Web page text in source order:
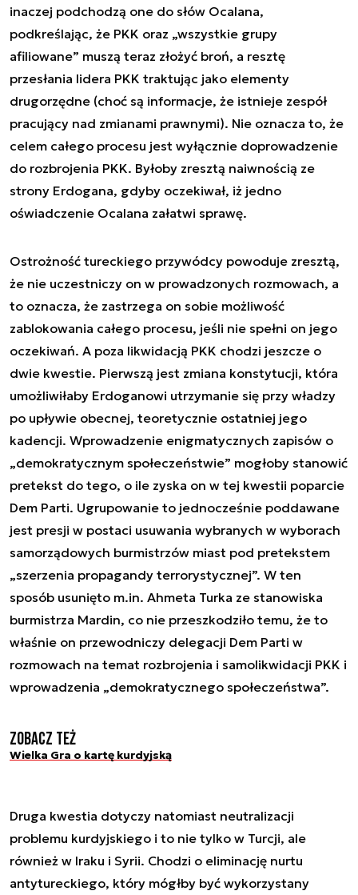
inaczej podchodzą one do słów Ocalana,
podkreślając, że PKK oraz „wszystkie grupy
afiliowane” muszą teraz złożyć broń, a resztę
przesłania lidera PKK traktując jako elementy
drugorzędne (choć są informacje, że istnieje zespół
pracujący nad zmianami prawnymi). Nie oznacza to, że
celem całego procesu jest wyłącznie doprowadzenie
do rozbrojenia PKK. Byłoby zresztą naiwnością ze
strony Erdogana, gdyby oczekiwał, iż jedno
oświadczenie Ocalana załatwi sprawę.
Ostrożność tureckiego przywódcy powoduje zresztą,
że nie uczestniczy on w prowadzonych rozmowach, a
to oznacza, że zastrzega on sobie możliwość
zablokowania całego procesu, jeśli nie spełni on jego
oczekiwań. A poza likwidacją PKK chodzi jeszcze o
dwie kwestie. Pierwszą jest zmiana konstytucji, która
umożliwiłaby Erdoganowi utrzymanie się przy władzy
po upływie obecnej, teoretycznie ostatniej jego
kadencji. Wprowadzenie enigmatycznych zapisów o
„demokratycznym społeczeństwie” mogłoby stanowić
pretekst do tego, o ile zyska on w tej kwestii poparcie
Dem Parti. Ugrupowanie to jednocześnie poddawane
jest presji w postaci usuwania wybranych w wyborach
samorządowych burmistrzów miast pod pretekstem
„szerzenia propagandy terrorystycznej”. W ten
sposób usunięto m.in. Ahmeta Turka ze stanowiska
burmistrza Mardin, co nie przeszkodziło temu, że to
właśnie on przewodniczy delegacji Dem Parti w
rozmowach na temat rozbrojenia i samolikwidacji PKK i
wprowadzenia „demokratycznego społeczeństwa”.
Zobacz też
Wielka Gra o kartę kurdyjską
Druga kwestia dotyczy natomiast neutralizacji
problemu kurdyjskiego i to nie tylko w Turcji, ale
również w Iraku i Syrii. Chodzi o eliminację nurtu
antytureckiego, który mógłby być wykorzystany